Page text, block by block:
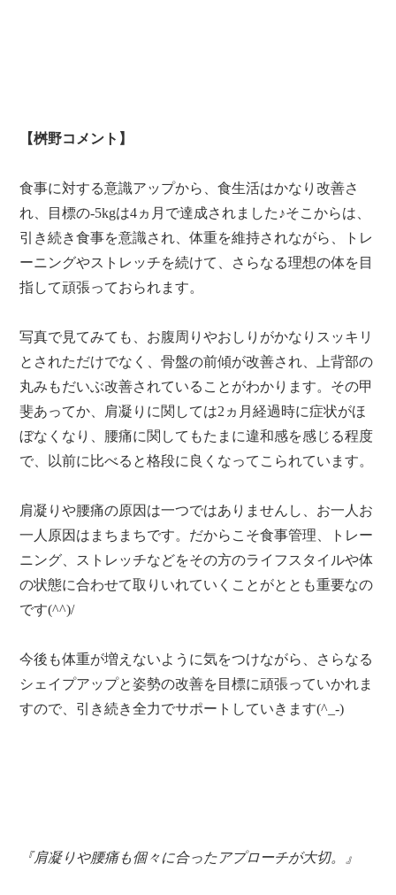
【桝野コメント】
食事に対する意識アップから、食生活はかなり改善さ
れ、目標の-5kgは4ヵ月で達成されました♪そこからは、
引き続き食事を意識され、体重を維持されながら、トレ
ーニングやストレッチを続けて、さらなる理想の体を目
指して頑張っておられます。
写真で見てみても、お腹周りやおしりがかなりスッキリ
とされただけでなく、骨盤の前傾が改善され、上背部の
丸みもだいぶ改善されていることがわかります。その甲
斐あってか、肩凝りに関しては2ヵ月経過時に症状がほ
ぼなくなり、腰痛に関してもたまに違和感を感じる程度
で、以前に比べると格段に良くなってこられています。
肩凝りや腰痛の原因は一つではありませんし、お一人お
一人原因はまちまちです。だからこそ食事管理、トレー
ニング、ストレッチなどをその方のライフスタイルや体
の状態に合わせて取りいれていくことがととも重要なの
です(^^)/
今後も体重が増えないように気をつけながら、さらなる
シェイプアップと姿勢の改善を目標に頑張っていかれま
すので、引き続き全力でサポートしていきます(^_-)
『肩凝りや腰痛も個々に合ったアプローチが大切。』